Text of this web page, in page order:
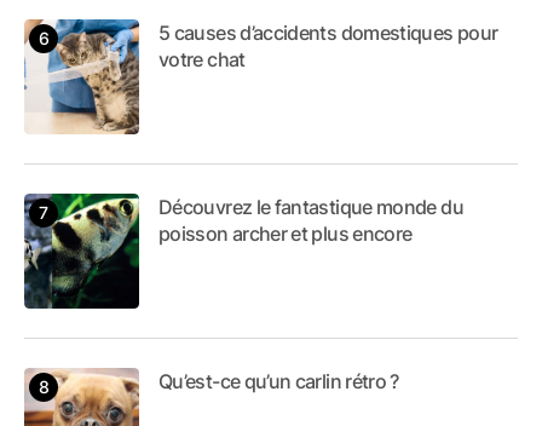
5 causes d’accidents domestiques pour
votre chat
Découvrez le fantastique monde du
poisson archer et plus encore
Qu’est-ce qu’un carlin rétro ?